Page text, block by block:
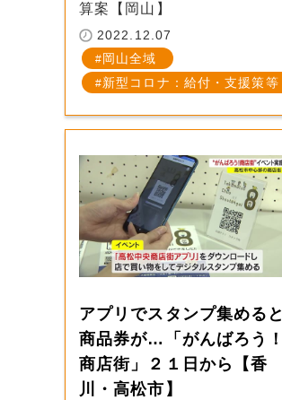
算案【岡山】
2022.12.07
岡山全域
新型コロナ：給付・支援策等
アプリでスタンプ集めると
商品券が…「がんばろう！
商店街」２１日から【香
川・高松市】